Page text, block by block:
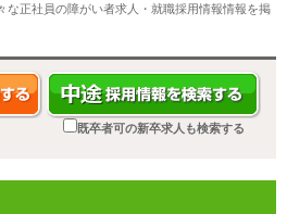
な正社員の障がい者求人・就職採用情報情報を掲
既卒者可の新卒求人も検索する